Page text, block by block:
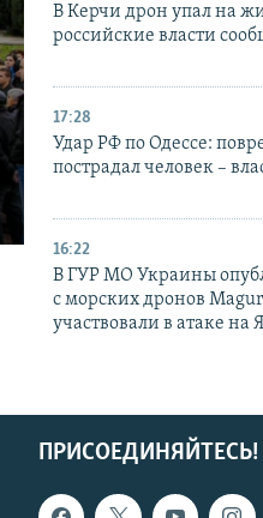
В Керчи дрон упал на
российские власти
17:28
Удар РФ по Одессе:
пострадал человек –
16:22
В ГУР МО Украины
с морских дронов
участвовали в атаке на
ПРИСОЕДИНЯЙТЕСЬ!